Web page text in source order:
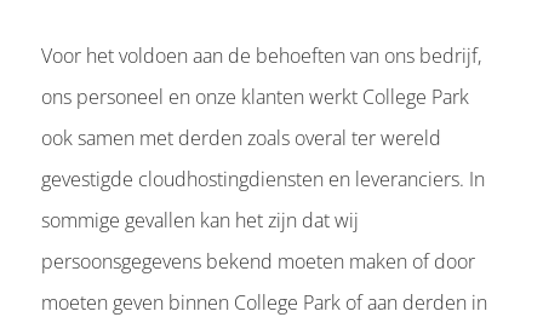
Voor het voldoen aan de behoeften van ons bedrijf,
ons personeel en onze klanten werkt College Park
ook samen met derden zoals overal ter wereld
gevestigde cloudhostingdiensten en leveranciers. In
sommige gevallen kan het zijn dat wij
persoonsgegevens bekend moeten maken of door
moeten geven binnen College Park of aan derden in